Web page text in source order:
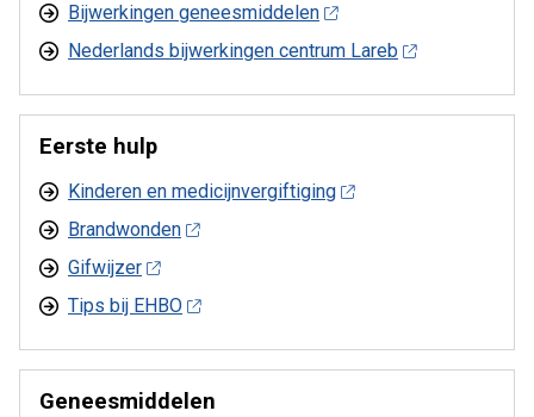
Bijwerkingen geneesmiddelen
Nederlands bijwerkingen centrum Lareb
Eerste hulp
Kinderen en medicijnvergiftiging
Brandwonden
Gifwijzer
Tips bij EHBO
Geneesmiddelen